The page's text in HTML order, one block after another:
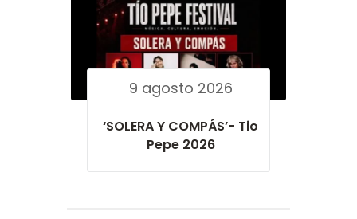
9 agosto 2026
‘SOLERA Y COMPÁS’- Tio
Pepe 2026